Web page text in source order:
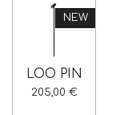
NEW
LOO PIN
205,00 €